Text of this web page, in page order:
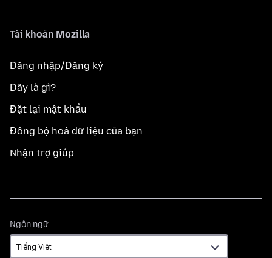
Tài khoản Mozilla
Đăng nhập/Đăng ký
Đây là gì?
Đặt lại mật khẩu
Đồng bộ hoá dữ liệu của bạn
Nhận trợ giúp
Ngôn ngữ
ngữ